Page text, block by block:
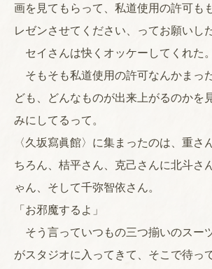
画を見てもらって、私道使用の許可も
レゼンさせてください、ってお願いし
セイさんは快くオッケーしてくれた。
そもそも私道使用の許可なんかまっ
ども、どんなものが出来上がるのかを
みにしてるって。
〈久坂寫眞館〉に集まったのは、重さ
ちろん、桔平さん、克己さんに北斗さ
ゃん、そして千弥智依さん。
「お邪魔するよ」
そう言っていつもの三つ揃いのスー
がスタジオに入ってきて、そこで待っ